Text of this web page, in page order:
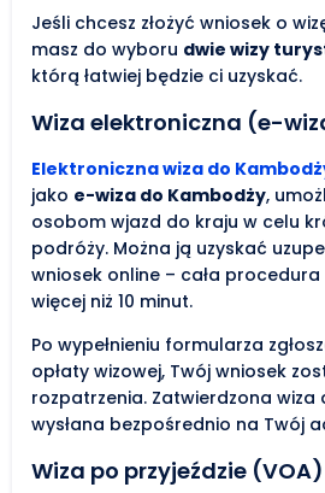
Jeśli chcesz złożyć wniosek o
masz do wyboru dwie wizy
którą łatwiej będzie ci uzyskać.
Wiza elektroniczna (e-
Elektroniczna wiza do
jako e-wiza do Kambodży,
osobom wjazd do kraju w celu
podróży. Można ją uzyskać
wniosek online – cała
więcej niż 10 minut.
Po wypełnieniu formularza
opłaty wizowej, Twój wniosek
rozpatrzenia. Zatwierdzona wiza
wysłana bezpośrednio na Twój
Wiza po przyjeździe (VOA)